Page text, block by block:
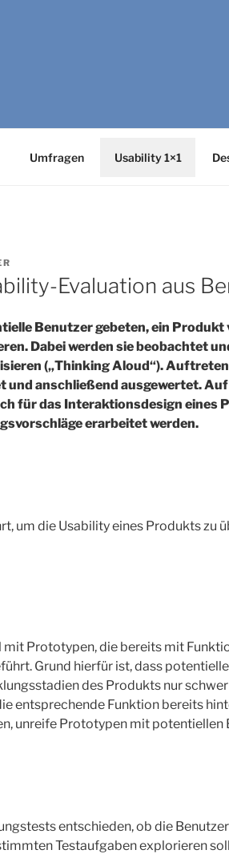
Umfragen Usability 1×1
Evaluation aus
Benutzer gebeten, ein Produkt
Dabei werden sie beobachtet
(„Thinking Aloud“).
und anschließend ausgewertet.
für das Interaktionsdesign eines
erarbeitet werden.
um die Usability eines Produkts zu
mit Prototypen, die bereits mit
Grund hierfür ist, dass
des Produkts nur
entsprechende Funktion bereits
unreife Prototypen mit potentiellen
entschieden, ob die
Testaufgaben explorieren